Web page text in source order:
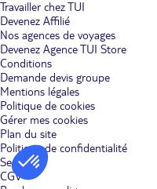
Travailler chez TUI
Devenez Affilié
Nos agences de voyages
Devenez Agence TUI Store
Conditions
Demande devis groupe
Mentions légales
Politique de cookies
Gérer mes cookies
Plan du site
Politique de confidentialité
Services
CGV